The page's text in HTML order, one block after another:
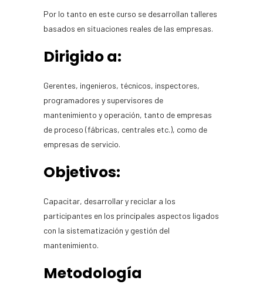
Por lo tanto en este curso se desarrollan talleres
basados en situaciones reales de las empresas.
Dirigido a:
Gerentes, ingenieros, técnicos, inspectores,
programadores y supervisores de
mantenimiento y operación, tanto de empresas
de proceso (fábricas, centrales etc.), como de
empresas de servicio.
Objetivos:
Capacitar, desarrollar y reciclar a los
participantes en los principales aspectos ligados
con la sistematización y gestión del
mantenimiento.
Metodología